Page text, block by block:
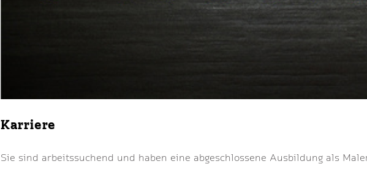
Karriere
Sie sind arbeitssuchend und haben eine abgeschlossene Ausbildung als